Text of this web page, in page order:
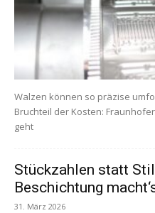
Walzen können so präzise
Bruchteil der Kosten:
geht
Stückzahlen statt
Beschichtung
31. März 2026